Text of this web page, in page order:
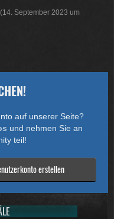
(14. September 2023 um
auf unserer Seite?
und nehmen Sie an
teil!
erstellen